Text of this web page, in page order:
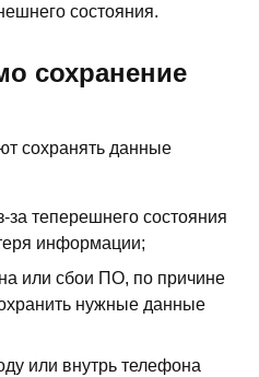
состояния.
сохранение
сохранять данные
за теперешнего состояния
информации;
или сбои ПО, по причине
нужные данные
или внутрь телефона